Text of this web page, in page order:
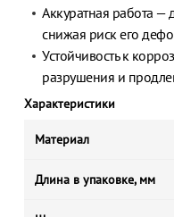
Аккуратная работа —
снижая риск его
Устойчивость к
разрушения и
Характеристики
Материал
Длина в упаковке, мм